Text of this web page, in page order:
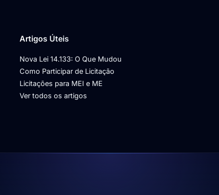
Artigos Úteis
Nova Lei 14.133: O Que Mudou
Como Participar de Licitação
Licitações para MEI e ME
Ver todos os artigos